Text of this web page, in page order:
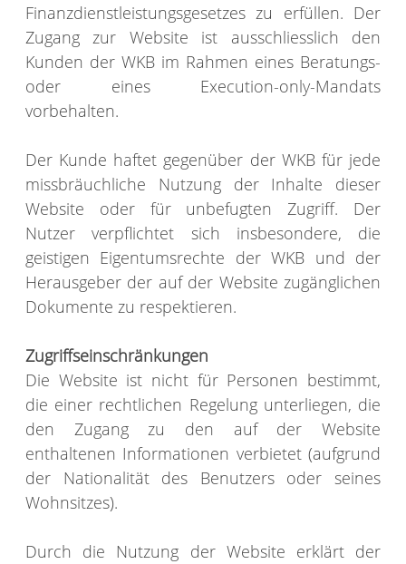
Finanzdienstleistungsgesetzes zu erfüllen. Der
Zugang zur Website ist ausschliesslich den
Kunden der WKB im Rahmen eines Beratungs-
oder eines Execution-only-Mandats
vorbehalten.
Der Kunde haftet gegenüber der WKB für jede
missbräuchliche Nutzung der Inhalte dieser
Website oder für unbefugten Zugriff. Der
Nutzer verpflichtet sich insbesondere, die
geistigen Eigentumsrechte der WKB und der
Herausgeber der auf der Website zugänglichen
Dokumente zu respektieren.
Zugriffseinschränkungen
Die Website ist nicht für Personen bestimmt,
die einer rechtlichen Regelung unterliegen, die
den Zugang zu den auf der Website
enthaltenen Informationen verbietet (aufgrund
der Nationalität des Benutzers oder seines
Wohnsitzes).
Durch die Nutzung der Website erklärt der